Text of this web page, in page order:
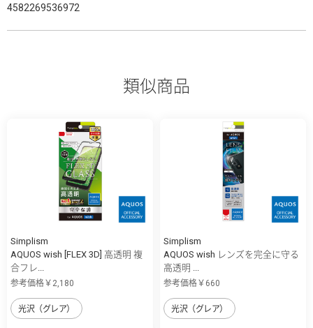
4582269536972
類似商品
Simplism
AQUOS wish [FLEX 3D] 高透明 複
合フレ...
参考価格￥2,180
光沢（グレア）
Simplism
AQUOS wish レンズを完全に守る
高透明 ...
参考価格￥660
光沢（グレア）